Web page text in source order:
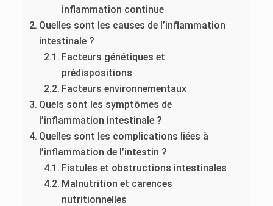
inflammation continue
Quelles sont les causes de l’inflammation
intestinale ?
Facteurs génétiques et
prédispositions
Facteurs environnementaux
Quels sont les symptômes de
l’inflammation intestinale ?
Quelles sont les complications liées à
l’inflammation de l’intestin ?
Fistules et obstructions intestinales
Malnutrition et carences
nutritionnelles